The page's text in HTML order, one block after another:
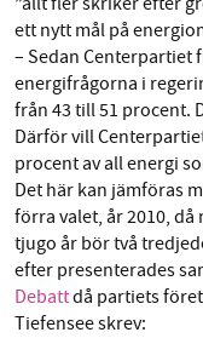
ett nytt mål på
– Sedan Centerpartiet
energifrågorna i
från 43 till 51 procent.
Därför vill
procent av all energi
Det här kan jämföras
förra valet, år 2010, då
tjugo år bör två
efter presenterades
Debattdå partiets
Tiefensee skrev:
SMB
starten 2010
utveckla vårt
Stötta vårt